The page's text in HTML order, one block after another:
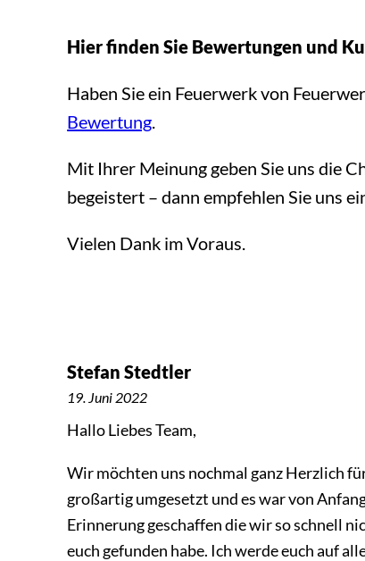
Hier finden Sie Bewertungen und
Haben Sie ein Feuerwerk von
Bewertung.
Mit Ihrer Meinung geben Sie uns die
begeistert – dann empfehlen Sie uns
Vielen Dank im Voraus.
Stefan Stedtler
19. Juni 2022
Hallo Liebes Team,
Wir möchten uns nochmal ganz Herzlich
großartig umgesetzt und es war von
Erinnerung geschaffen die wir so schnell
euch gefunden habe. Ich werde euch auf